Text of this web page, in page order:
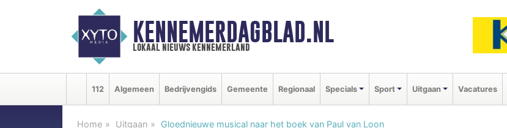
KENNEMERDAGBLAD.NL
lokaal nieuws kennemerland
112 Algemeen Bedrijvengids Gemeente Regionaal Specials Sport Uitgaan Vacatures
Home Uitgaan Gloednieuwe musical naar het boek van Paul van Loon